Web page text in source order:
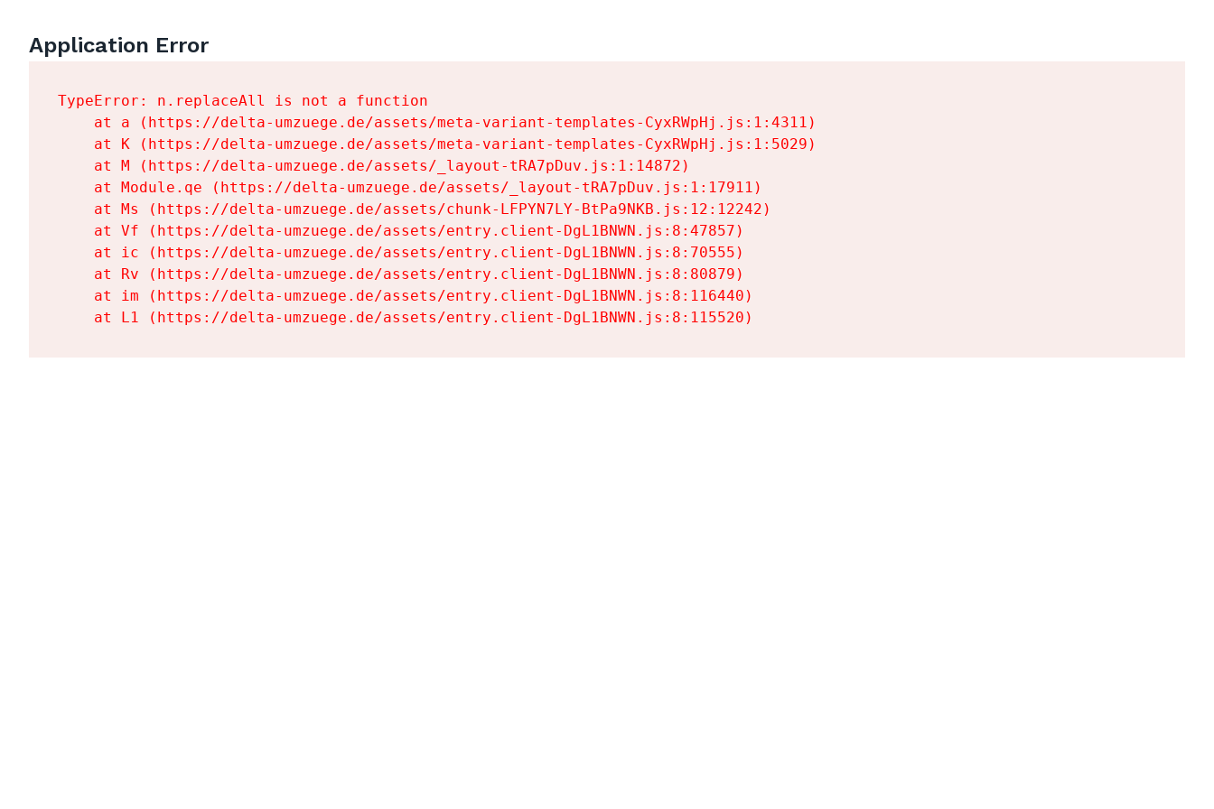
Application Error
TypeError: n.replaceAll is not a function
    at a (https://delta-umzuege.de/assets/meta-variant-templates-CyxRWpHj.js:1:4311)
    at K (https://delta-umzuege.de/assets/meta-variant-templates-CyxRWpHj.js:1:5029)
    at M (https://delta-umzuege.de/assets/_layout-tRA7pDuv.js:1:14872)
    at Module.qe (https://delta-umzuege.de/assets/_layout-tRA7pDuv.js:1:17911)
    at Ms (https://delta-umzuege.de/assets/chunk-LFPYN7LY-BtPa9NKB.js:12:12242)
    at Vf (https://delta-umzuege.de/assets/entry.client-DgL1BNWN.js:8:47857)
    at ic (https://delta-umzuege.de/assets/entry.client-DgL1BNWN.js:8:70555)
    at Rv (https://delta-umzuege.de/assets/entry.client-DgL1BNWN.js:8:80879)
    at im (https://delta-umzuege.de/assets/entry.client-DgL1BNWN.js:8:116440)
    at L1 (https://delta-umzuege.de/assets/entry.client-DgL1BNWN.js:8:115520)